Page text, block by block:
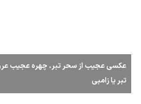
عکسی عجیب از سحر تبر. چهره عجیب
تبر یا زامبی